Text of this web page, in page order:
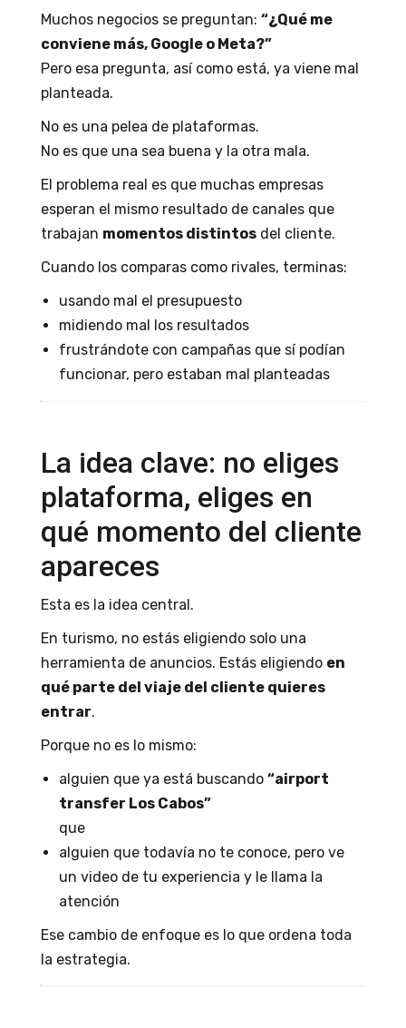
Muchos negocios se preguntan: “¿Qué me
conviene más, Google o Meta?”
Pero esa pregunta, así como está, ya viene mal
planteada.
No es una pelea de plataformas.
No es que una sea buena y la otra mala.
El problema real es que muchas empresas
esperan el mismo resultado de canales que
trabajan momentos distintosdel cliente.
Cuando los comparas como rivales, terminas:
usando mal el presupuesto
midiendo mal los resultados
frustrándote con campañas que sí podían
funcionar, pero estaban mal planteadas
La idea clave: no eliges
plataforma, eliges en
qué momento del cliente
apareces
Esta es la idea central.
En turismo, no estás eligiendo solo una
herramienta de anuncios. Estás eligiendo en
qué parte del viaje del cliente quieres
entrar.
Porque no es lo mismo:
alguien que ya está buscando “airport
transfer Los Cabos”
que
alguien que todavía no te conoce, pero ve
un video de tu experiencia y le llama la
atención
Ese cambio de enfoque es lo que ordena toda
la estrategia.